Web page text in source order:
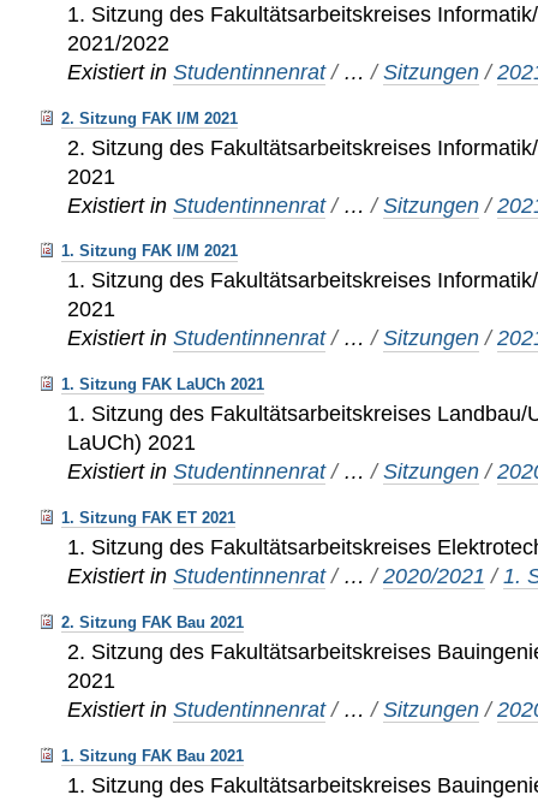
1. Sitzung des Fakultätsarbeitskreises
2021/2022
Existiert in Studentinnenrat / …/Sitzungen /
2. Sitzung FAK I/M 2021
2. Sitzung des Fakultätsarbeitskreises
2021
Existiert in Studentinnenrat / …/Sitzungen /
1. Sitzung FAK I/M 2021
1. Sitzung des Fakultätsarbeitskreises
2021
Existiert in Studentinnenrat / …/Sitzungen /
1. Sitzung FAK LaUCh 2021
1. Sitzung des Fakultätsarbeitskreises Landbau/
LaUCh) 2021
Existiert in Studentinnenrat / …/Sitzungen /
1. Sitzung FAK ET 2021
1. Sitzung des Fakultätsarbeitskreises
Existiert in Studentinnenrat / …/2020/2021 / 1.
2. Sitzung FAK Bau 2021
2. Sitzung des Fakultätsarbeitskreises
2021
Existiert in Studentinnenrat / …/Sitzungen /
1. Sitzung FAK Bau 2021
1. Sitzung des Fakultätsarbeitskreises